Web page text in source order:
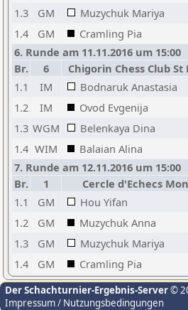
1.3
GM Muzychuk Mariya
1.4
GM Cramling Pia
6. Runde am 11.11.2016 um 15:00
Br.
6 Chigorin Chess Club
1.1
IM Bodnaruk Anastasia
1.2
IM Ovod Evgenija
1.3 WGM Belenkaya Dina
1.4 WIM Balaian Alina
7. Runde am 12.11.2016 um 15:00
Br.
1 Cercle d'Echecs
1.1
GM Hou Yifan
1.2
GM Muzychuk Anna
1.3
GM Muzychuk Mariya
1.4
GM Cramling Pia
Der Schachturnier-Ergebnis-Server©
Impressum / Nutzungsbedingungen